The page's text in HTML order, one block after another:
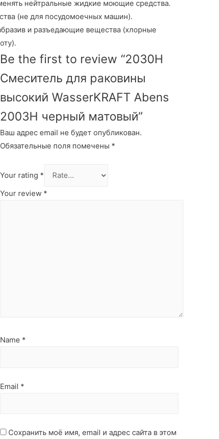
нейтральные жидкие моющие средства.
(не для посудомоечных машин).
и разъедающие вещества (хлорные
Be the first to review “2030Н
Смеситель для раковины
высокий WasserKRAFT Abens
2003H черный матовый”
Ваш адрес email не будет опубликован.
Обязательные поля помечены *
Your rating *
Your review *
Name *
Email *
Сохранить моё имя, email и адрес сайта в этом